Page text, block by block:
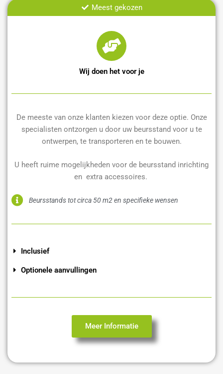
Meest gekozen
Wij doen het voor je
De meeste van onze klanten kiezen voor deze optie. Onze
specialisten ontzorgen u door uw beursstand voor u te
ontwerpen, te transporteren en te bouwen.
U heeft ruime mogelijkheden voor de beursstand inrichting
en extra accessoires.
Beursstands tot circa 50 m2 en specifieke wensen
Inclusief
Optionele aanvullingen
Meer Informatie